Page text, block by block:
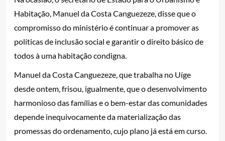
Habitação, Manuel da Costa Canguezeze, disse que o
compromisso do ministério é continuar a promover as
políticas de inclusão social e garantir o direito básico de
todos à uma habitação condigna.
Manuel da Costa Canguezeze, que trabalha no Uíge
desde ontem, frisou, igualmente, que o desenvolvimento
harmonioso das famílias e o bem-estar das comunidades
depende inequivocamente da materialização das
promessas do ordenamento, cujo plano já está em curso.